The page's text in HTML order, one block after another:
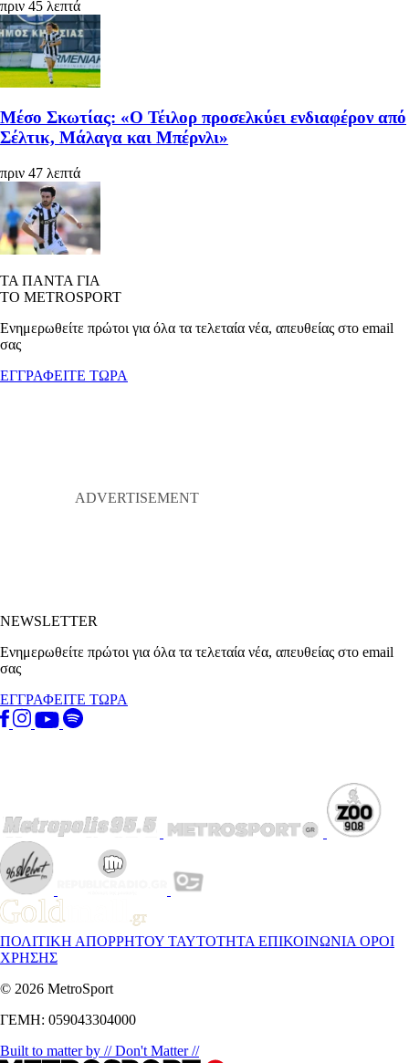
πριν 45 λεπτά
Μέσο Σκωτίας: «Ο Τέιλορ προσελκύει ενδιαφέρον από
Σέλτικ, Μάλαγα και Μπέρνλι»
πριν 47 λεπτά
ΤΑ ΠΑΝΤΑ ΓΙΑ
ΤΟ METROSPORT
Ενημερωθείτε πρώτοι για όλα τα τελεταία νέα, απευθείας στο email
σας
ΕΓΓΡΑΦΕΙΤΕ ΤΩΡΑ
NEWSLETTER
Ενημερωθείτε πρώτοι για όλα τα τελεταία νέα, απευθείας στο email
σας
ΕΓΓΡΑΦΕΙΤΕ ΤΩΡΑ
ΠΟΛΙΤΙΚΗ ΑΠΟΡΡΗΤΟΥ ΤΑΥΤΟΤΗΤΑ ΕΠΙΚΟΙΝΩΝΙΑ ΟΡΟΙ
ΧΡΗΣΗΣ
© 2026 MetroSport
ΓΕΜΗ: 059043304000
Built to matter by // Don't Matter //